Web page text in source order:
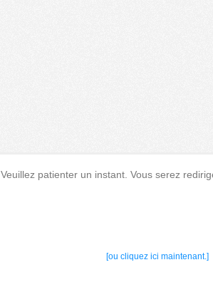
Veuillez patienter un instant. Vous serez
[ou cliquez ici maintenant.]